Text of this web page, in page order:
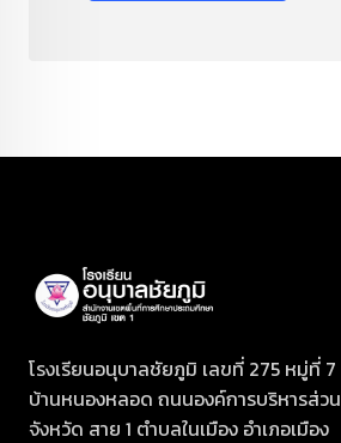
โรงเรียนอนุบาลชัยภูมิ เลขที่ 275 หมู่ที่ 7
บ้านหนองหลอด ถนนองค์การบริหารส่วน
จังหวัด สาย 1 ตำบลในเมือง อำเภอเมือง